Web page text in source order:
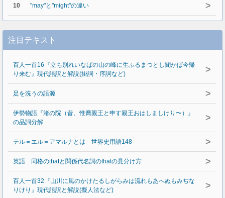
10 "may"と"might"の違い >
注目テキスト
百人一首16『立ち別れいなばの山の峰に生ふるまつとし聞かば今帰
り来む』現代語訳と解説(掛詞・序詞など)
>
足を洗うの語源 >
伊勢物語『渚の院（昔、惟喬親王と申す親王おはしましけり〜）』
の品詞分解
>
テル＝エル＝アマルナとは 世界史用語148 >
英語 同格のthatと関係代名詞のthatの見分け方 >
百人一首32『山川に風のかけたるしがらみは流れもあへぬもみぢな
りけり』現代語訳と解説(擬人法など)
>